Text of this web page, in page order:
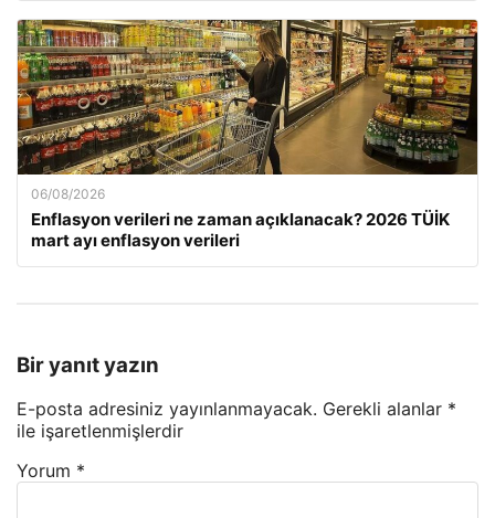
06/08/2026
Enflasyon verileri ne zaman açıklanacak? 2026 TÜİK
mart ayı enflasyon verileri
Bir yanıt yazın
E-posta adresiniz yayınlanmayacak. Gerekli alanlar *
ile işaretlenmişlerdir
Yorum *